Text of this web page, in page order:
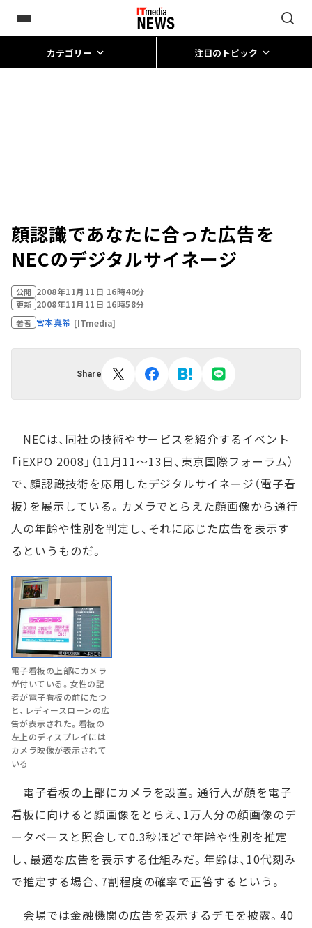
カテゴリー 注目のトピック
顔認識であなたに合った広告を
――NECのデジタルサイネージ
公開 2008年11月11日 16時40分
更新 2008年11月11日 16時58分
著者 宮本真希 [ITmedia]
Share
NECは、同社の技術やサービスを紹介するイベント
「iEXPO 2008」（11月11～13日、東京国際フォーラム）
で、顔認識技術を応用したデジタルサイネージ（電子看
板）を展示している。カメラでとらえた顔画像から通行
人の年齢や性別を判定し、それに応じた広告を表示す
るというものだ。
電子看板の上部にカメラ
が付いている。女性の記
者が電子看板の前にたつ
と、レディースローンの広
告が表示された。看板の
左上のディスプレイには
カメラ映像が表示されて
いる
電子看板の上部にカメラを設置。通行人が顔を電子
看板に向けると顔画像をとらえ、1万人分の顔画像のデ
ータベースと照合して0.3秒ほどで年齢や性別を推定
し、最適な広告を表示する仕組みだ。年齢は、10代刻み
で推定する場合、7割程度の確率で正答するという。
会場では金融機関の広告を表示するデモを披露。40